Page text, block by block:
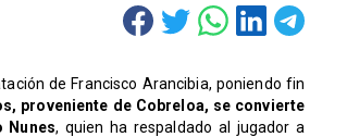
de Francisco Arancibia, poniendo fin
proveniente de Cobreloa, se convierte
Nunes, quien ha respaldado al jugador a